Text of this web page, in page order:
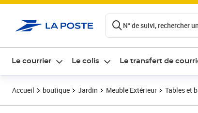
N° de suivi, rechercher
Le courrier Le colis Le transfert de
Accueil boutique Jardin Meuble Extérieur Tables et